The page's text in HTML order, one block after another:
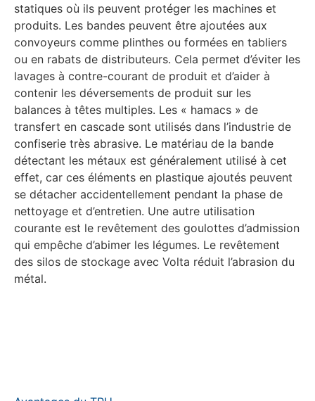
statiques où ils peuvent protéger les machines et
produits. Les bandes peuvent être ajoutées aux
convoyeurs comme plinthes ou formées en tabliers
ou en rabats de distributeurs. Cela permet d’éviter les
lavages à contre-courant de produit et d’aider à
contenir les déversements de produit sur les
balances à têtes multiples. Les « hamacs » de
transfert en cascade sont utilisés dans l’industrie de
confiserie très abrasive. Le matériau de la bande
détectant les métaux est généralement utilisé à cet
effet, car ces éléments en plastique ajoutés peuvent
se détacher accidentellement pendant la phase de
nettoyage et d’entretien. Une autre utilisation
courante est le revêtement des goulottes d’admission
qui empêche d’abimer les légumes. Le revêtement
des silos de stockage avec Volta réduit l’abrasion du
métal.